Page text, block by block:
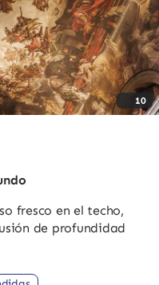
10
fresco en el techo,
de profundidad